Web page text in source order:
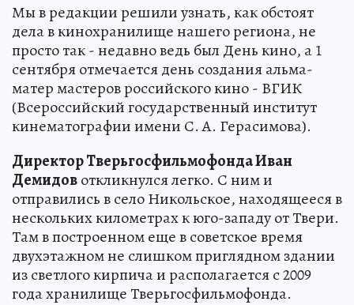
Мы в редакции решили узнать, как обстоят
дела в кинохранилище нашего региона, не
просто так - недавно ведь был День кино, а 1
сентября отмечается день создания альма-
матер мастеров российского кино - ВГИК
(Всероссийский государственный институт
кинематографии имени С. А. Герасимова).
Директор Тверьгосфильмофонда Иван
Демидовоткликнулся легко. С ним и
отправились в село Никольское, находящееся в
нескольких километрах к юго-западу от Твери.
Там в построенном еще в советское время
двухэтажном не слишком приглядном здании
из светлого кирпича и располагается с 2009
года хранилище Тверьгосфильмофонда.